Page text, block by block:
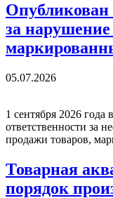
за
05.07.2026
1 сентября 2026
ответственности за
продажи товаров,
Товарная
порядок